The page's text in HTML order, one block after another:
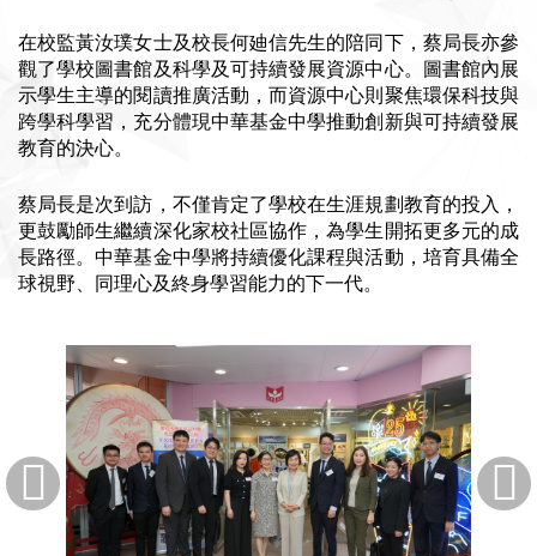
在校監黃汝璞女士及校長何廸信先生的陪同下，蔡局長亦參
觀了學校圖書館及科學及可持續發展資源中心。圖書館內展
示學生主導的閱讀推廣活動，而資源中心則聚焦環保科技與
跨學科學習，充分體現中華基金中學推動創新與可持續發展
教育的決心。
蔡局長是次到訪，不僅肯定了學校在生涯規劃教育的投入，
更鼓勵師生繼續深化家校社區協作，為學生開拓更多元的成
長路徑。中華基金中學將持續優化課程與活動，培育具備全
球視野、同理心及終身學習能力的下一代。